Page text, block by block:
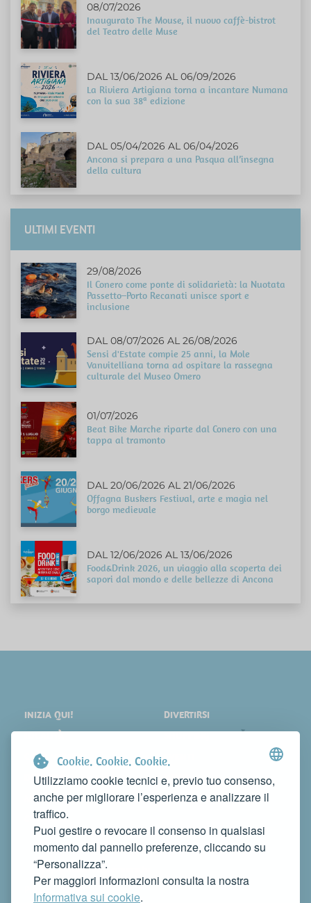
Cookie. Cookie. Cookie.
Utilizziamo cookie tecnici e, previo tuo consenso,
anche per migliorare l’esperienza e analizzare il
traffico.
Puoi gestire o revocare il consenso in qualsiasi
momento dal pannello preferenze, cliccando su
“Personalizza”.
Per maggiori informazioni consulta la nostra
Informativa sui cookie.
08/07/2026
Inaugurato The Mouse, il nuovo caffè-bistrot
del Teatro delle Muse
DAL 13/06/2026 AL 06/09/2026
La Riviera Artigiana torna a incantare Numana
con la sua 38ª edizione
DAL 05/04/2026 AL 06/04/2026
Ancona si prepara a una Pasqua all’insegna
della cultura
ULTIMI EVENTI
29/08/2026
Il Conero come ponte di solidarietà: la Nuotata
Passetto–Porto Recanati unisce sport e
inclusione
DAL 08/07/2026 AL 26/08/2026
Sensi d'Estate compie 25 anni, la Mole
Vanvitelliana torna ad ospitare la rassegna
culturale del Museo Omero
01/07/2026
Beat Bike Marche riparte dal Conero con una
tappa al tramonto
DAL 20/06/2026 AL 21/06/2026
Offagna Buskers Festival, arte e magia nel
borgo medievale
DAL 12/06/2026 AL 13/06/2026
Food&Drink 2026, un viaggio alla scoperta dei
sapori dal mondo e delle bellezze di Ancona
INIZIA QUI!
COSA VEDERE
DORMIRE
MANGIARE
DIVERTIRSI
EVENTI
NEWS
WEB TV
CONTATTI
FAI CONOSCERE LA TUA ATTIVITÀ
CONTATTACI PER PUBBLICARLA SU QUESTO SITO
info@rivieradelconero.tv
Privacy Policy